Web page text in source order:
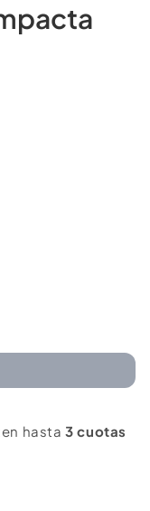
hasta3 cuotas